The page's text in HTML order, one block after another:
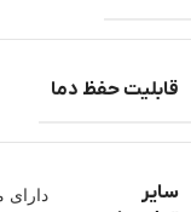
قابلیت حفظ دما
سایر
دارای